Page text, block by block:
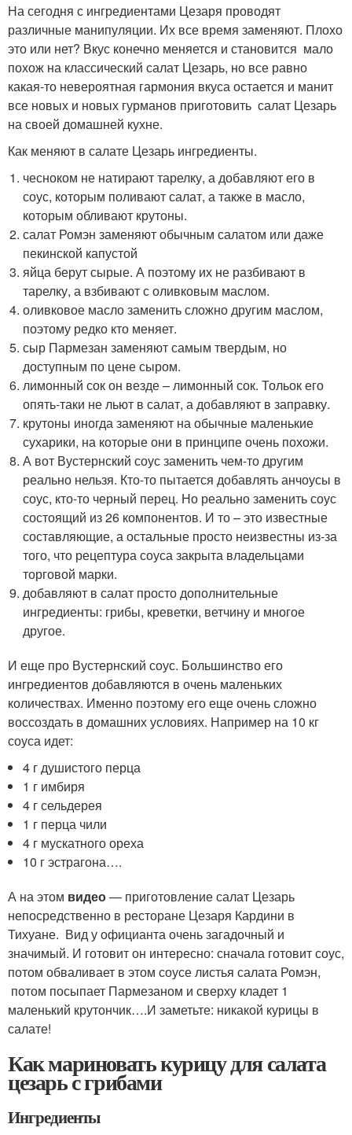
На сегодня с ингредиентами Цезаря проводят
различные манипуляции. Их все время заменяют. Плохо
это или нет? Вкус конечно меняется и становится мало
похож на классический салат Цезарь, но все равно
какая-то невероятная гармония вкуса остается и манит
все новых и новых гурманов приготовить салат Цезарь
на своей домашней кухне.
Как меняют в салате Цезарь ингредиенты.
чесноком не натирают тарелку, а добавляют его в
соус, которым поливают салат, а также в масло,
которым обливают крутоны.
салат Ромэн заменяют обычным салатом или даже
пекинской капустой
яйца берут сырые. А поэтому их не разбивают в
тарелку, а взбивают с оливковым маслом.
оливковое масло заменить сложно другим маслом,
поэтому редко кто меняет.
сыр Пармезан заменяют самым твердым, но
доступным по цене сыром.
лимонный сок он везде – лимонный сок. Тольок его
опять-таки не льют в салат, а добавляют в заправку.
крутоны иногда заменяют на обычные маленькие
сухарики, на которые они в принципе очень похожи.
А вот Вустернский соус заменить чем-то другим
реально нельзя. Кто-то пытается добавлять анчоусы в
соус, кто-то черный перец. Но реально заменить соус
состоящий из 26 компонентов. И то – это известные
составляющие, а остальные просто неизвестны из-за
того, что рецептура соуса закрыта владельцами
торговой марки.
добавляют в салат просто дополнительные
ингредиенты: грибы, креветки, ветчину и многое
другое.
И еще про Вустернский соус. Большинство его
ингредиентов добавляются в очень маленьких
количествах. Именно поэтому его еще очень сложно
воссоздать в домашних условиях. Например на 10 кг
соуса идет:
4 г душистого перца
1 г имбиря
4 г сельдерея
1 г перца чили
4 г мускатного ореха
10 г эстрагона….
А на этом видео— приготовление салат Цезарь
непосредственно в ресторане Цезаря Кардини в
Тихуане. Вид у официанта очень загадочный и
значимый. И готовит он интересно: сначала готовит соус,
потом обваливает в этом соусе листья салата Ромэн,
потом посыпает Пармезаном и сверху кладет 1
маленький крутончик….И заметьте: никакой курицы в
салате!
Как мариновать курицу для салата
цезарь с грибами
Ингредиенты